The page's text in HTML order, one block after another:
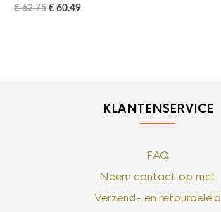
€62.75 € 60.49
KLANTENSERVICE
FAQ
Neem contact op met
Verzend- en retourbeleid